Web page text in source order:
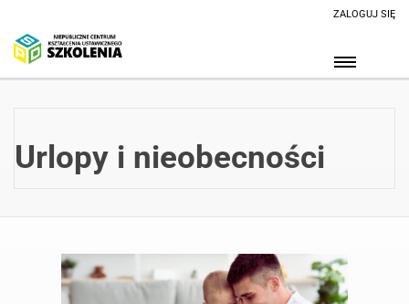
ZALOGUJ SIĘ
Urlopy i nieobecności